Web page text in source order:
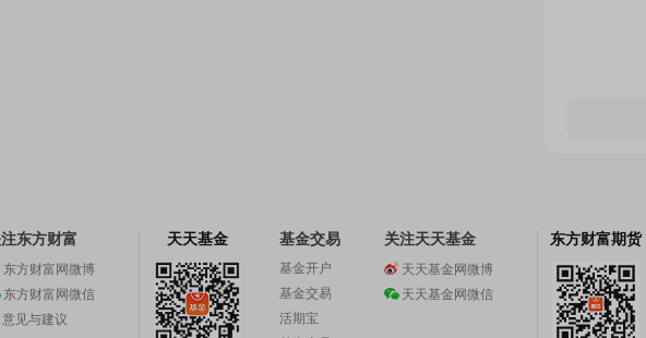
东方财富
东方财富网微博
东方财富网微信
意见与建议
天天基金 基金交易
基金开户
基金交易
活期宝
关注天天基金
天天基金网微博
天天基金网微信
东方财富期货